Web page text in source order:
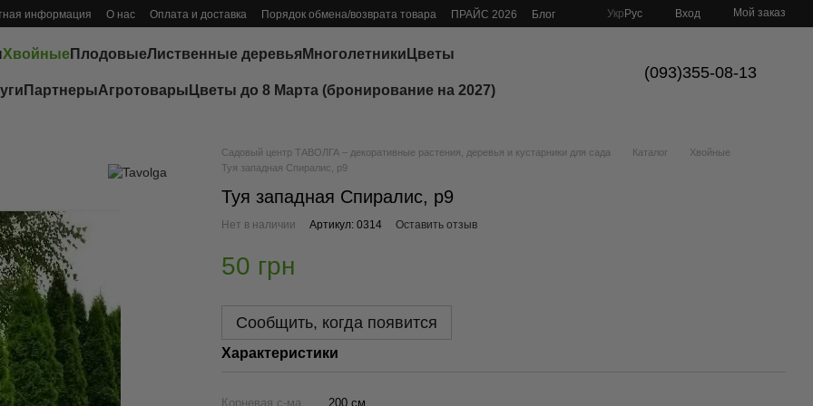
информация О нас Оплата и доставка Порядок обмена/возврата товара ПРАЙС 2026
Блог
Укр Рус Вход Мой заказ
ХвойныеПлодовыеЛиственные деревья Многолетники Цветы
ПартнерыАгротовары Цветы до 8 Марта (бронирование на 2027)
(093)355-08-13
Садовый центр ТАВОЛГА – декоративные растения, деревья и кустарники для сада Каталог
Хвойные
Туя западная Спиралис, р9
Туя западная Спиралис, р9
Нет в наличии Артикул: 0314 Оставить отзыв
50 грн
Сообщить, когда появится
Характеристики
Корневая с-ма
200 см